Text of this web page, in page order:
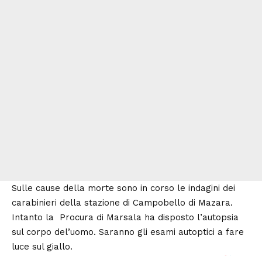
Sulle cause della morte sono in corso le indagini dei
carabinieri della stazione di Campobello di Mazara.
Intanto la Procura di Marsala ha disposto l’autopsia
sul corpo del’uomo. Saranno gli esami autoptici a fare
luce sul giallo.